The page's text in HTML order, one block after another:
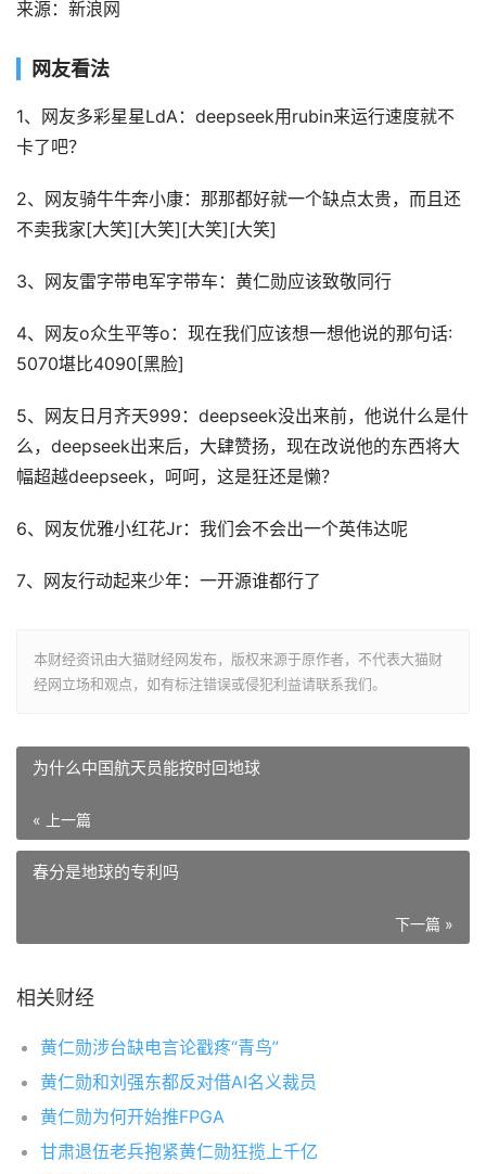
来源：新浪网
网友看法
1、网友多彩星星LdA：deepseek用rubin来运行速度就不
卡了吧？
2、网友骑牛牛奔小康：那那都好就一个缺点太贵，而且还
不卖我家[大笑][大笑][大笑][大笑]
3、网友雷字带电军字带车：黄仁勋应该致敬同行
4、网友o众生平等o：现在我们应该想一想他说的那句话:
5070堪比4090[黑脸]
5、网友日月齐天999：deepseek没出来前，他说什么是什
么，deepseek出来后，大肆赞扬，现在改说他的东西将大
幅超越deepseek，呵呵，这是狂还是懒？
6、网友优雅小红花Jr：我们会不会出一个英伟达呢
7、网友行动起来少年：一开源谁都行了
本财经资讯由大猫财经网发布，版权来源于原作者，不代表大猫财
经网立场和观点，如有标注错误或侵犯利益请联系我们。
为什么中国航天员能按时回地球
« 上一篇
春分是地球的专利吗
下一篇 »
相关财经
黄仁勋涉台缺电言论戳疼“青鸟”
黄仁勋和刘强东都反对借AI名义裁员
黄仁勋为何开始推FPGA
甘肃退伍老兵抱紧黄仁勋狂揽上千亿